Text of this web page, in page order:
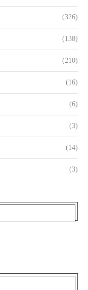
(326)
(138)
(210)
(16)
(6)
(3)
(14)
(3)